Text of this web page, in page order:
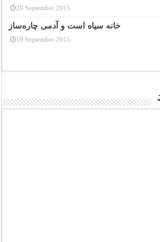
20 September 2015
خانه سیاه است و آدمی چاره‌ساز
19 September 2015